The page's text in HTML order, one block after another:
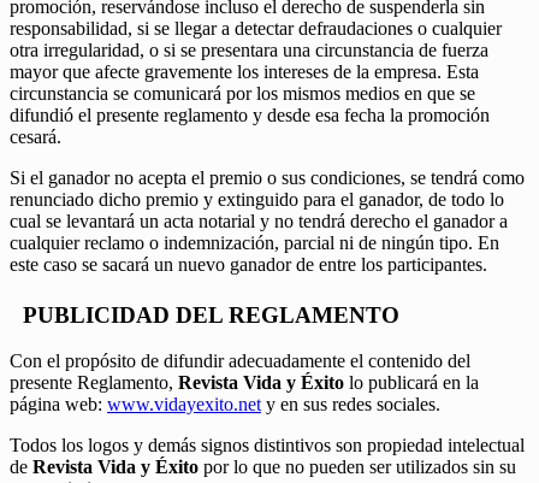
promoción, reservándose incluso el derecho de suspenderla sin
responsabilidad, si se llegar a detectar defraudaciones o cualquier
otra irregularidad, o si se presentara una circunstancia de fuerza
mayor que afecte gravemente los intereses de la empresa. Esta
circunstancia se comunicará por los mismos medios en que se
difundió el presente reglamento y desde esa fecha la promoción
cesará.
Si el ganador no acepta el premio o sus condiciones, se tendrá como
renunciado dicho premio y extinguido para el ganador, de todo lo
cual se levantará un acta notarial y no tendrá derecho el ganador a
cualquier reclamo o indemnización, parcial ni de ningún tipo. En
este caso se sacará un nuevo ganador de entre los participantes.
PUBLICIDAD DEL REGLAMENTO
Con el propósito de difundir adecuadamente el contenido del
presente Reglamento, Revista Vida y Éxito lo publicará en la
página web: www.vidayexito.nety en sus redes sociales.
Todos los logos y demás signos distintivos son propiedad intelectual
de Revista Vida y Éxito por lo que no pueden ser utilizados sin su